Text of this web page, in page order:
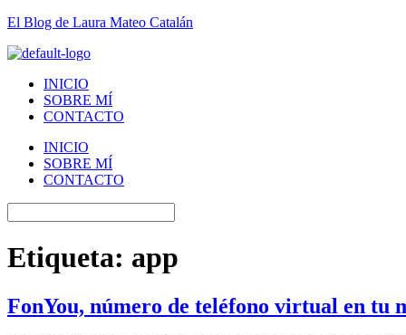
El Blog de Laura Mateo Catalán
INICIO
SOBRE MÍ
CONTACTO
INICIO
SOBRE MÍ
CONTACTO
Etiqueta: app
FonYou, número de teléfono virtual en tu